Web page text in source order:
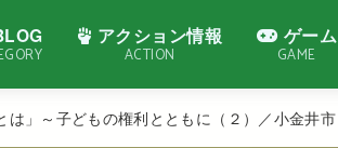
アクション情報
ACTION
ゲーム
GAME
」～子どもの権利とともに（２）／小金井市